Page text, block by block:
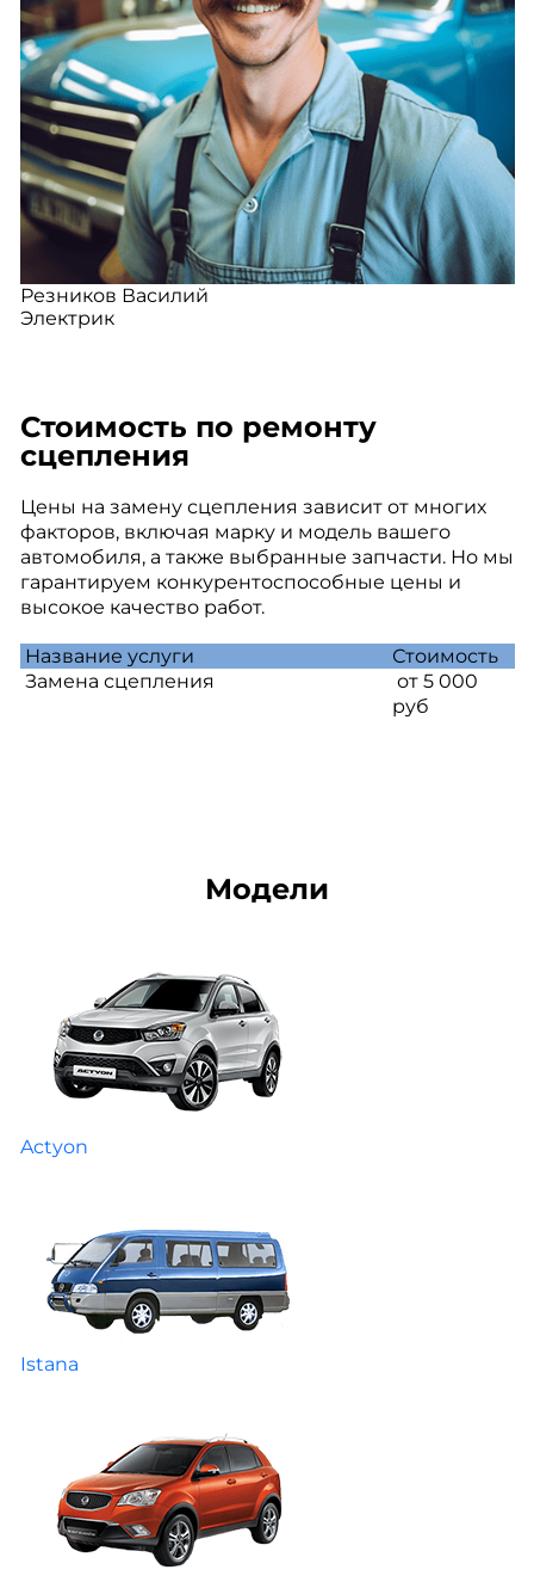
Резников Василий
Электрик
Стоимость по ремонту
сцепления
Цены на замену сцепления зависит от многих
факторов, включая марку и модель вашего
автомобиля, а также выбранные запчасти. Но мы
гарантируем конкурентоспособные цены и
высокое качество работ.
Название услуги
Стоимость
Замена сцепления
от 5 000
руб
Модели
Actyon
Istana